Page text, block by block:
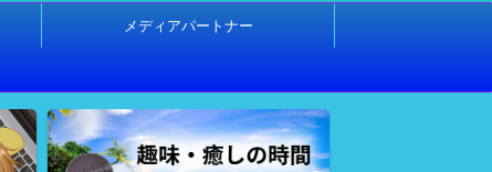
メディアパートナー